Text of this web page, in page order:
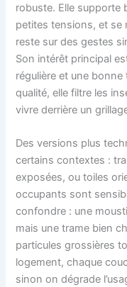
robuste. Elle supporte
petites tensions, et se
reste sur des gestes
Son intérêt principal
régulière et une
qualité, elle filtre les
vivre derrière un
Des versions plus
certains contextes :
exposées, ou toiles
occupants sont
confondre : une
mais une trame bien
particules grossières
logement, chaque
sinon on dégrade